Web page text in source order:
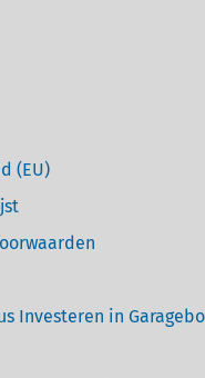
(EU)
Investeren in